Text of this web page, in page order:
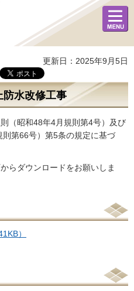
メニュ
ー
更新日：2025年9月5日
防水改修工事
（昭和48年4月規則第4号）及び
第66号）第5条の規定に基づ
らダウンロードをお願いしま
）